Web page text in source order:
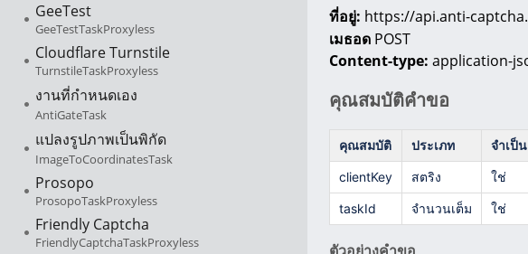
GeeTest
GeeTestTaskProxyless
Cloudflare Turnstile
TurnstileTaskProxyless
งานที่กำหนดเอง
AntiGateTask
แปลงรูปภาพเป็นพิกัด
ImageToCoordinatesTask
Prosopo
ProsopoTaskProxyless
Friendly Captcha
FriendlyCaptchaTaskProxyless
ที่อยู่: https://api.anti-
เมธอด POST
Content-type: application-
คุณสมบัติคำขอ
คุณสมบัติ ประเภท จำเป็น
clientKey สตริง ใช่
taskId จำนวนเต็ม ใช่